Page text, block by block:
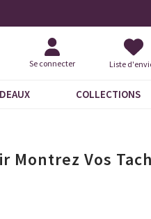
Se connecter Liste
COLLECTIONS
Montrez Vos